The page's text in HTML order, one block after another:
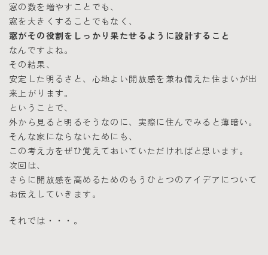
窓の数を増やすことでも、
窓を大きくすることでもなく、
窓がその役割をしっかり果たせるように設計すること
なんですよね。
その結果、
安定した明るさと、心地よい開放感を兼ね備えた住まいが出
来上がります。
ということで、
外から見ると明るそうなのに、実際に住んでみると薄暗い。
そんな家にならないためにも、
この考え方をぜひ覚えておいていただければと思います。
次回は、
さらに開放感を高めるためのもうひとつのアイデアについて
お伝えしていきます。
それでは・・・。